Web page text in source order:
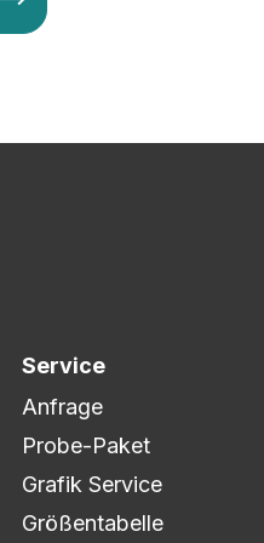
wir in der Lage, flexibel
Danach wird es zum Druck
Service
Anfrage
Probe-Paket
Grafik Service
Größentabelle